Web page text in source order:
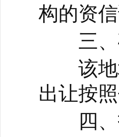
构的资信
三、
该地块
出让按
四、